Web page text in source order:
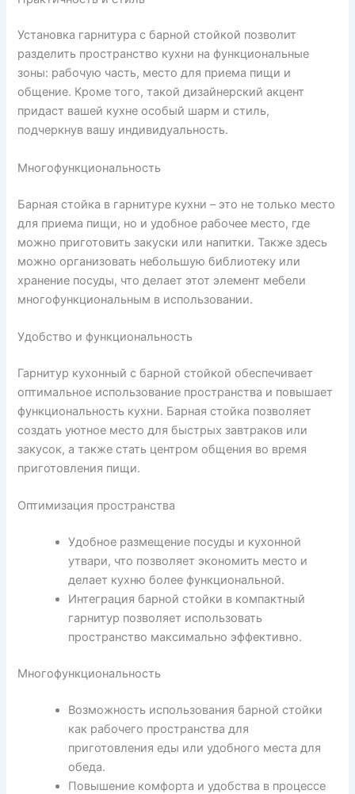
Установка гарнитура с барной стойкой позволит
разделить пространство кухни на функциональные
зоны: рабочую часть, место для приема пищи и
общение. Кроме того, такой дизайнерский акцент
придаст вашей кухне особый шарм и стиль,
подчеркнув вашу индивидуальность.
Многофункциональность
Барная стойка в гарнитуре кухни – это не только место
для приема пищи, но и удобное рабочее место, где
можно приготовить закуски или напитки. Также здесь
можно организовать небольшую библиотеку или
хранение посуды, что делает этот элемент мебели
многофункциональным в использовании.
Удобство и функциональность
Гарнитур кухонный с барной стойкой обеспечивает
оптимальное использование пространства и повышает
функциональность кухни. Барная стойка позволяет
создать уютное место для быстрых завтраков или
закусок, а также стать центром общения во время
приготовления пищи.
Оптимизация пространства
Удобное размещение посуды и кухонной
утвари, что позволяет экономить место и
делает кухню более функциональной.
Интеграция барной стойки в компактный
гарнитур позволяет использовать
пространство максимально эффективно.
Многофункциональность
Возможность использования барной стойки
как рабочего пространства для
приготовления еды или удобного места для
обеда.
Повышение комфорта и удобства в процессе